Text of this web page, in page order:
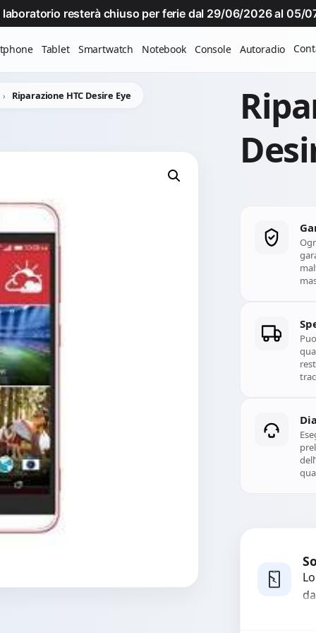
laboratorio resterà chiuso per ferie dal 29/06/2026 al 05/
Tablet Smartwatch Notebook Console Autoradio
Riparazione HTC Desire Eye